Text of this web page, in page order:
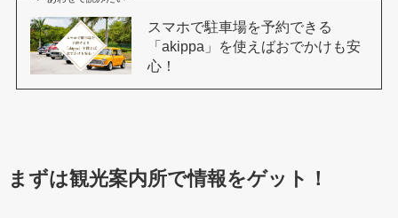
スマホで駐車場を予約できる
「akippa」を使えばおでかけも安
心！
まずは観光案内所で情報をゲット！